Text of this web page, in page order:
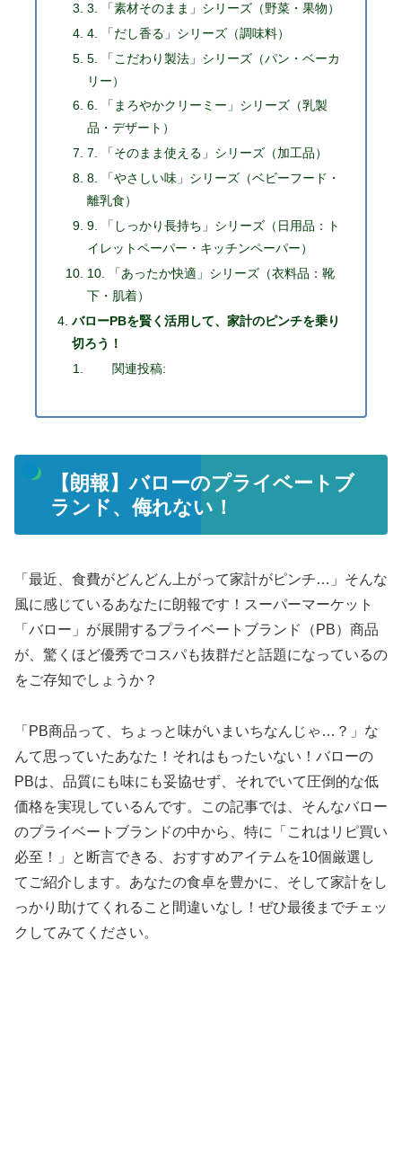
3. 「素材そのまま」シリーズ（野菜・果物）
4. 「だし香る」シリーズ（調味料）
5. 「こだわり製法」シリーズ（パン・ベーカ
リー）
6. 「まろやかクリーミー」シリーズ（乳製
品・デザート）
7. 「そのまま使える」シリーズ（加工品）
8. 「やさしい味」シリーズ（ベビーフード・
離乳食）
9. 「しっかり長持ち」シリーズ（日用品：ト
イレットペーパー・キッチンペーパー）
10. 「あったか快適」シリーズ（衣料品：靴
下・肌着）
バローPBを賢く活用して、家計のピンチを乗り
切ろう！
関連投稿:
【朗報】バローのプライベートブ
ランド、侮れない！
「最近、食費がどんどん上がって家計がピンチ…」そんな
風に感じているあなたに朗報です！スーパーマーケット
「バロー」が展開するプライベートブランド（PB）商品
が、驚くほど優秀でコスパも抜群だと話題になっているの
をご存知でしょうか？
「PB商品って、ちょっと味がいまいちなんじゃ…？」な
んて思っていたあなた！それはもったいない！バローの
PBは、品質にも味にも妥協せず、それでいて圧倒的な低
価格を実現しているんです。この記事では、そんなバロー
のプライベートブランドの中から、特に「これはリピ買い
必至！」と断言できる、おすすめアイテムを10個厳選し
てご紹介します。あなたの食卓を豊かに、そして家計をし
っかり助けてくれること間違いなし！ぜひ最後までチェッ
クしてみてください。